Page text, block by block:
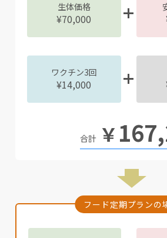
生体価格
¥70,000
ワクチン3回
¥14,000
￥
フード定期プランの